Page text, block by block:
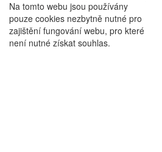
Na tomto webu jsou používány
pouze cookies nezbytně nutné pro
zajištění fungování webu, pro které
není nutné získat souhlas.